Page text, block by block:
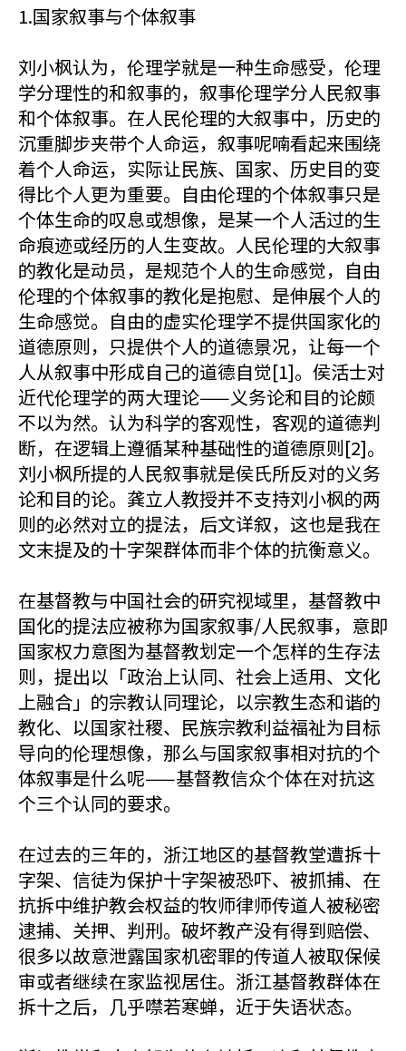
1.国家叙事与个体叙事
刘小枫认为，伦理学就是一种生命感受，伦理
学分理性的和叙事的，叙事伦理学分人民叙事
和个体叙事。在人民伦理的大叙事中，历史的
沉重脚步夹带个人命运，叙事呢喃看起来围绕
着个人命运，实际让民族、国家、历史目的变
得比个人更为重要。自由伦理的个体叙事只是
个体生命的叹息或想像，是某一个人活过的生
命痕迹或经历的人生变故。人民伦理的大叙事
的教化是动员，是规范个人的生命感觉，自由
伦理的个体叙事的教化是抱慰、是伸展个人的
生命感觉。自由的虚实伦理学不提供国家化的
道德原则，只提供个人的道德景况，让每一个
人从叙事中形成自己的道德自觉[1]。侯活士对
近代伦理学的两大理论——义务论和目的论颇
不以为然。认为科学的客观性，客观的道德判
断，在逻辑上遵循某种基础性的道德原则[2]。
刘小枫所提的人民叙事就是侯氏所反对的义务
论和目的论。龚立人教授并不支持刘小枫的两
则的必然对立的提法，后文详叙，这也是我在
文末提及的十字架群体而非个体的抗衡意义。
在基督教与中国社会的研究视域里，基督教中
国化的提法应被称为国家叙事/人民叙事，意即
国家权力意图为基督教划定一个怎样的生存法
则，提出以「政治上认同、社会上适用、文化
上融合」的宗教认同理论，以宗教生态和谐的
教化、以国家社稷、民族宗教利益福祉为目标
导向的伦理想像，那么与国家叙事相对抗的个
体叙事是什么呢——基督教信众个体在对抗这
个三个认同的要求。
在过去的三年的，浙江地区的基督教堂遭拆十
字架、信徒为保护十字架被恐吓、被抓捕、在
抗拆中维护教会权益的牧师律师传道人被秘密
逮捕、关押、判刑。破坏教产没有得到赔偿、
很多以故意泄露国家机密罪的传道人被取保候
审或者继续在家监视居住。浙江基督教群体在
拆十之后，几乎噤若寒蝉，近于失语状态。